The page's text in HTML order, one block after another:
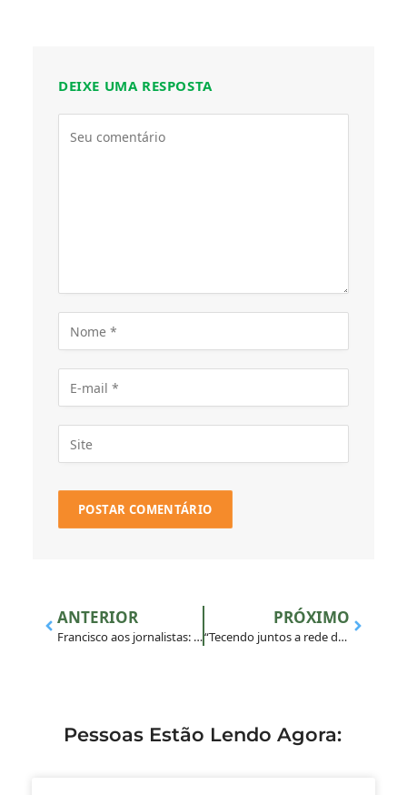
DEIXE UMA RESPOSTA
ANTERIOR
Francisco aos jornalistas: “desarmar” a comunicação através da esperança
PRÓXIMO
“Tecendo juntos a rede de nossa missão na Amazônia”
Pessoas Estão Lendo Agora: